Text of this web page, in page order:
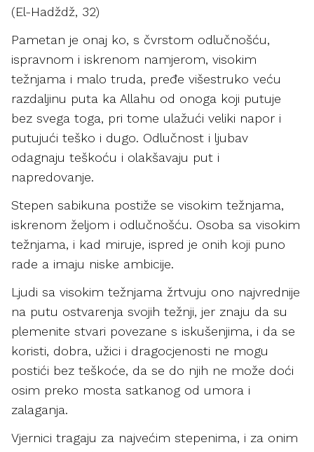
(El-Hadždž, 32)
Pametan je onaj ko, s čvrstom odlučnošću,
ispravnom i iskrenom namjerom, visokim
težnjama i malo truda, pređe višestruko veću
razdaljinu puta ka Allahu od onoga koji putuje
bez svega toga, pri tome ulažući veliki napor i
putujući teško i dugo. Odlučnost i ljubav
odagnaju teškoću i olakšavaju put i
napredovanje.
Stepen sabikuna postiže se visokim težnjama,
iskrenom željom i odlučnošću. Osoba sa visokim
težnjama, i kad miruje, ispred je onih koji puno
rade a imaju niske ambicije.
Ljudi sa visokim težnjama žrtvuju ono najvrednije
na putu ostvarenja svojih težnji, jer znaju da su
plemenite stvari povezane s iskušenjima, i da se
koristi, dobra, užici i dragocjenosti ne mogu
postići bez teškoće, da se do njih ne može doći
osim preko mosta satkanog od umora i
zalaganja.
Vjernici tragaju za najvećim stepenima, i za onim